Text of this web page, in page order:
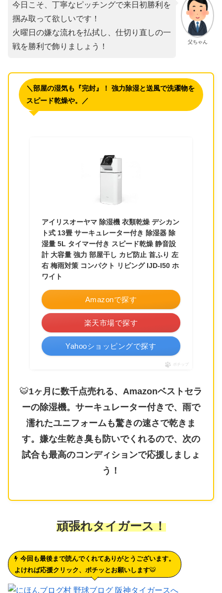
父ちゃん
今日こそ、丁寧なピッチングで来日初勝利を
掴み取って欲しいです！
火曜日の嫌な流れを払拭し、仕切り直しの一
戦を勝利で飾りましょう！
＼部屋の湿気も『完封』！ 強力除湿と送風で洗濯物を
スピード乾燥や。／
アイリスオーヤマ 除湿機 衣類乾燥 デシカン
ト式 13畳 サーキュレーター付き 除湿器 除
湿量 5L タイマー付き スピード乾燥 静音設
計 大容量 強力 部屋干し カビ防止 首ふり 左
右 梅雨対策 コンパクト リビング IJD-I50 ホ
ワイト
Amazonで探す
楽天市場で探す
Yahooショッピングで探す
ポチップ
🐯1ヶ月に数千点売れる、Amazonベストセラ
ーの除湿機。サーキュレーター付きで、雨で
濡れたユニフォームも驚きの速さで乾きま
す。嫌な生乾き臭も防いでくれるので、次の
試合も最高のコンディションで応援しましょ
う！
頑張れタイガース！
今回も最後まで読んでくれてありがとうございます。
よければ応援クリック、ポチッとお願いします🐯